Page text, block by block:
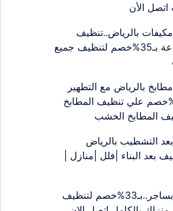
اتصل الأن
بالرياض..تنظيف
مكيفات24 ساعة بـ35%خصم لتنظيف جميع
بالرياض مع التطهير
بـ33%خصم علي تنظيف المطابخ
المطابخ الخشب
التشطيب بالرياض
بعد البناء |فلل |منازل |
شركة تنظيف بساجر..بـ33%خصم لتنظيف